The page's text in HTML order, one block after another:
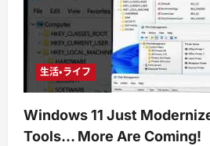
生活・ライフ
Windows 11 Just
Tools… More Are Coming!